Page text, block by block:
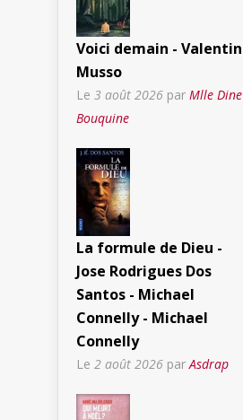
Voici demain - Valentin
Musso
Le 3 août 2026 par Mlle Dine
Bouquine
La formule de Dieu -
Jose Rodrigues Dos
Santos - Michael
Connelly - Michael
Connelly
Le 2 août 2026 parAsdrap